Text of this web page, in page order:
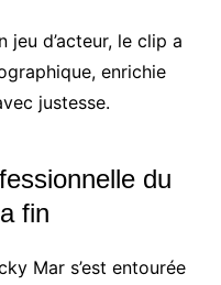
jeu d’acteur, le clip a
enrichie
justesse.
du
fin
Mar s’est entourée